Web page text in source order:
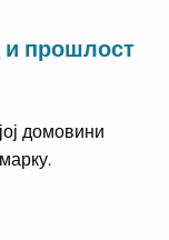
и прошлост
домовини